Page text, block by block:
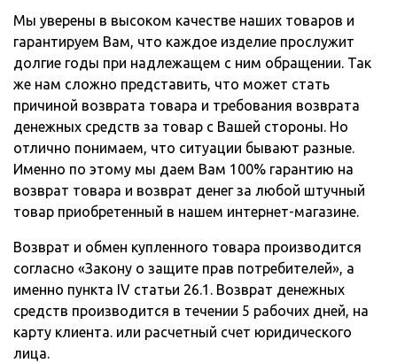
Мы уверены в высоком качестве наших товаров и
гарантируем Вам, что каждое изделие прослужит
долгие годы при надлежащем с ним обращении. Так
же нам сложно представить, что может стать
причиной возврата товара и требования возврата
денежных средств за товар с Вашей стороны. Но
отлично понимаем, что ситуации бывают разные.
Именно по этому мы даем Вам 100% гарантию на
возврат товара и возврат денег за любой штучный
товар приобретенный в нашем интернет-магазине.
Возврат и обмен купленного товара производится
согласно «Закону о защите прав потребителей», а
именно пункта IV статьи 26.1. Возврат денежных
средств производится в течении 5 рабочих дней, на
карту клиента. или расчетный счет юридического
лица.